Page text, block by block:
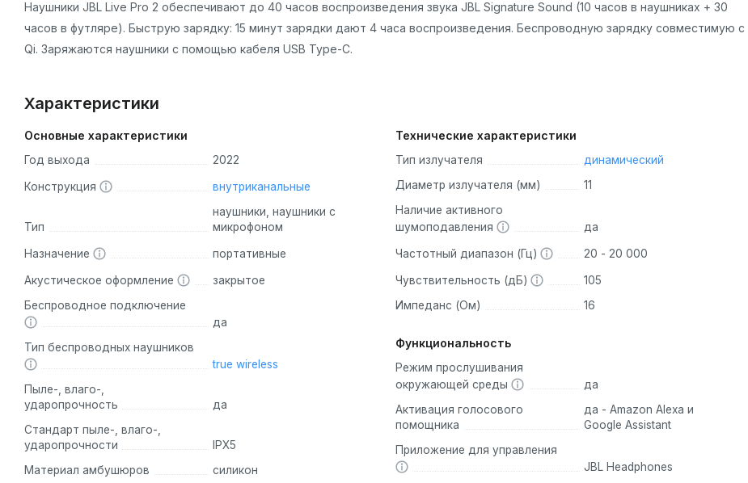
Наушники JBL Live Pro 2 обеспечивают до 40 часов воспроизведения звука JBL Signature Sound (10 часов в наушниках + 30
часов в футляре). Быструю зарядку: 15 минут зарядки дают 4 часа воспроизведения. Беспроводную зарядку совместимую с
Qi. Заряжаются наушники с помощью кабеля USB Type-C.
Характеристики
Основные характеристики
Год выхода 2022
Конструкция внутриканальные
Тип
наушники, наушники с
микрофоном
Назначение портативные
Акустическое оформление
закрытое
Беспроводное подключение
да
Тип беспроводных наушников
true wireless
Пыле-, влаго-,
ударопрочность
да
Стандарт пыле-, влаго-,
ударопрочности
IPX5
Материал амбушюров
силикон
Технические характеристики
Тип излучателя
динамический
Диаметр излучателя (мм)
11
Наличие активного
шумоподавления
да
Частотный диапазон (Гц) 20 - 20 000
Чувствительность (дБ)
105
Импеданс (Ом)
16
Функциональность
Режим прослушивания
окружающей среды
да
Активация голосового
помощника
да - Amazon Alexa и
Google Assistant
Приложение для управления
JBL Headphones